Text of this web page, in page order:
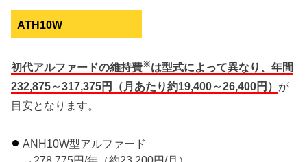
ATH10W
初代アルファードの維持費※は型式によって異なり、年間
232,875～317,375円（月あたり約19,400～26,400円） が
目安となります。
ANH10W型アルファード